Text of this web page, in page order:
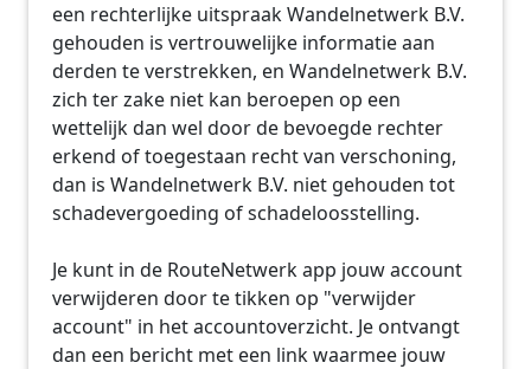
een rechterlijke uitspraak Wandelnetwerk B.V.
gehouden is vertrouwelijke informatie aan
derden te verstrekken, en Wandelnetwerk B.V.
zich ter zake niet kan beroepen op een
wettelijk dan wel door de bevoegde rechter
erkend of toegestaan recht van verschoning,
dan is Wandelnetwerk B.V. niet gehouden tot
schadevergoeding of schadeloosstelling.
Je kunt in de RouteNetwerk app jouw account
verwijderen door te tikken op "verwijder
account" in het accountoverzicht. Je ontvangt
dan een bericht met een link waarmee jouw